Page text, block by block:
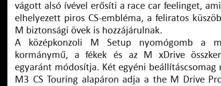
vágott alsó ívével erősíti a race car feelinget,
elhelyezett piros CS-embléma, a feliratos
M biztonsági övek is hozzájárulnak.
A középkonzoli M Setup nyomógomb a
kormánymű, a fékek és az M xDrive
egyaránt módosítja. Két egyéni
M3 CS Touring alapáron adja a the M Drive